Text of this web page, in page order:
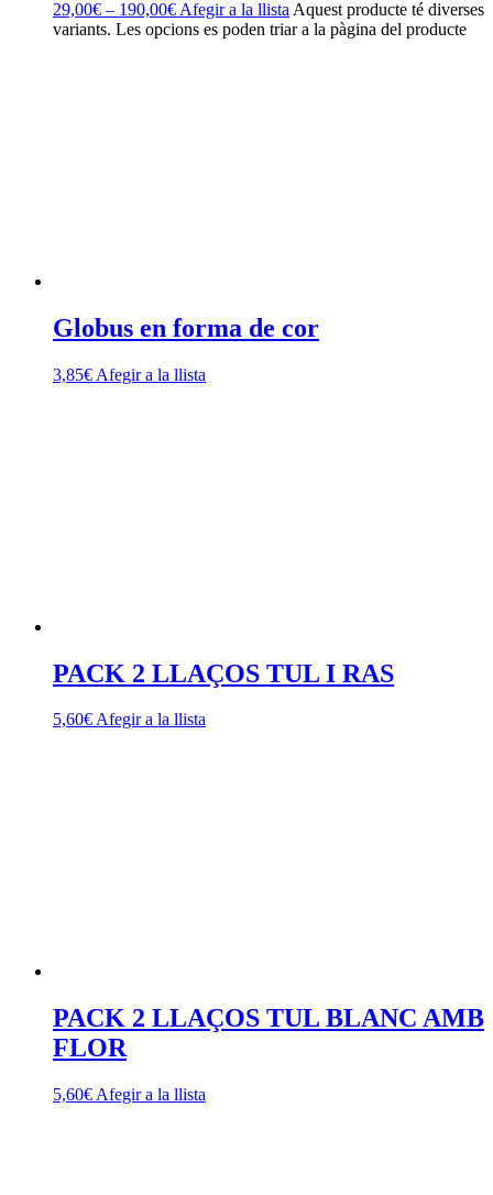
29,00€ – 190,00€ Afegir a la llista Aquest producte té diverses
variants. Les opcions es poden triar a la pàgina del producte
Globus en forma de cor
3,85€ Afegir a la llista
PACK 2 LLAÇOS TUL I RAS
5,60€Afegir a la llista
PACK 2 LLAÇOS TUL BLANC AMB
FLOR
5,60€ Afegir a la llista